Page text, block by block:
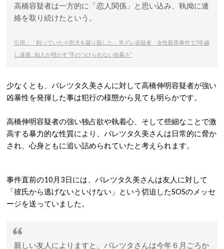
高橋容疑者は一方的に「恋人関係」と思い込み、執拗に連
絡を取り続けたという。
引用：「飼っていた小型犬を蹴り殺した」半グレ容疑者 女性殺害事件で7年越
し逮捕…知人が明かす“手のつけられない凶暴さ”
少なくとも、バレツタ久美さんに対して高橋伸明容疑者が強い
凶暴性を発揮した事は犯行の様態から見ても明らかです。
高橋伸明容疑者の強い独占欲や執着心、そして些細なことで激
高する暴力的な性質により、バレツタ久美さんは日常的に脅か
され、心身ともに追い詰められていたと考えられます。
事件直前の10月3日には、バレツタ久美さんは友人に対して
「彼氏から逃げないといけない」という切迫したSOSのメッセ
ージを送っていました 。
親しい友人によりますと、バレツタさんは今年６月ごろか